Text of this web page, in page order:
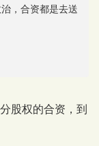
，合资都是去送
股权的合资，到